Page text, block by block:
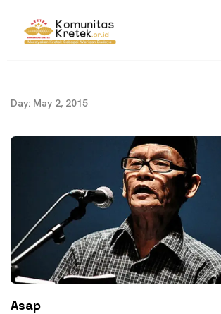
Day: May 2, 2015
Asap